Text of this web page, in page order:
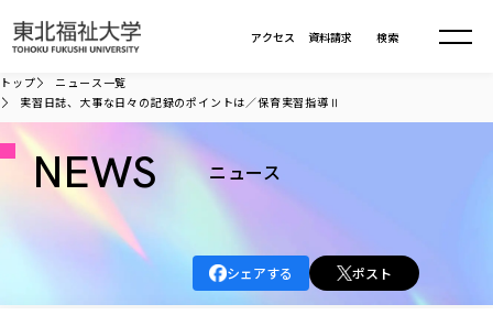
資料請求
アクセス 検索
大学について
学部・大学院
学部・大学院TOP
トップ
ニュース一覧
実習日誌、大事な日々の記録のポイントは／保育実習指導Ⅱ
NEWS ニュース
シェアする ポスト